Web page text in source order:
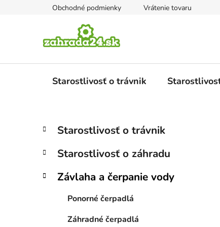
Obchodné podmienky Vrátenie tovaru
Starostlivosť o trávnik
B
č
ý
Preskočiť
kategórie
K
a
e
ó
Starostlivosť o trávnik
Starostlivosť o záhradu
Závlaha a čerpanie vody
Ponorné čerpadlá
Záhradné čerpadlá